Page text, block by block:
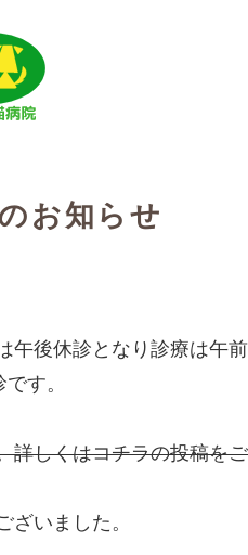
お知らせ
後休診となり診療は午前
す。
詳しくはコチラの投稿を
いました。